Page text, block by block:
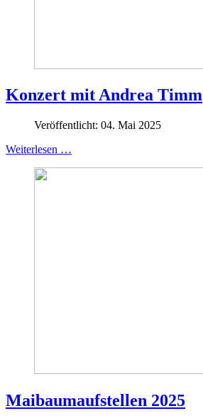
Konzert mit Andrea Timm
Veröffentlicht: 04. Mai 2025
Weiterlesen …
Maibaumaufstellen 2025